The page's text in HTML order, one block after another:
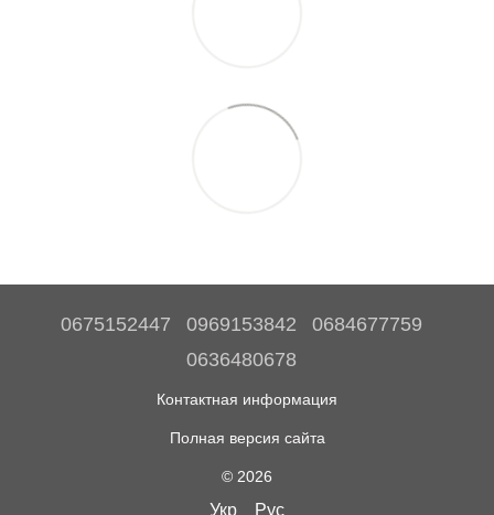
0675152447 0969153842
0684677759
0636480678
Контактная информация
Полная версия сайта
© 2026
Укр Рус